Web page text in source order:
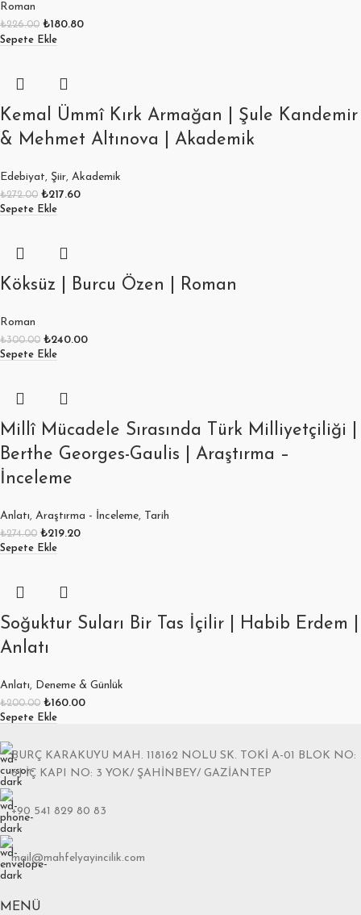
Roman
₺226.00 ₺180.80
Sepete Ekle
Kemal Ümmî Kırk Armağan | Şule Kandemir
& Mehmet Altınova | Akademik
Edebiyat, Şiir, Akademik
₺272.00 ₺217.60
Sepete Ekle
Köksüz | Burcu Özen | Roman
Roman
₺300.00 ₺240.00
Sepete Ekle
Millî Mücadele Sırasında Türk Milliyetçiliği |
Berthe Georges-Gaulis | Araştırma –
İnceleme
Anlatı, Araştırma - İnceleme, Tarih
₺274.00 ₺219.20
Sepete Ekle
Soğuktur Suları Bir Tas İçilir | Habib Erdem |
Anlatı
Anlatı, Deneme & Günlük
₺200.00 ₺160.00
Sepete Ekle
BURÇ KARAKUYU MAH. 118162 NOLU SK. TOKİ A-01 BLOK NO:
6J İÇ KAPI NO: 3 YOK/ ŞAHİNBEY/ GAZİANTEP
+90 541 829 80 83
mail@mahfelyayincilik.com
MENÜ